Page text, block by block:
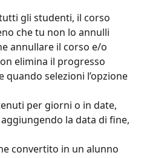
gli studenti, il corso
che tu non lo annulli
annullare il corso e/o
elimina il progresso
selezioni l’opzione
per giorni o in date,
la data di fine,
convertito in un alunno